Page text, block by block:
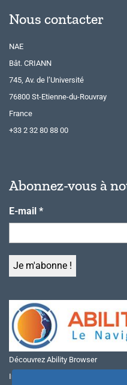
Nous contacter
NAE
Bât. CRIANN
745, Av. de l’Université
76800 St-Etienne-du-Rouvray
France
+33 2 32 80 88 00
Abonnez-vous à
E-mail *
Découvrez Ability Browser
Installer Ability Browser sur